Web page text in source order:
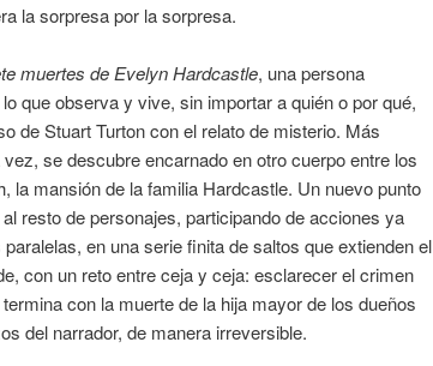
la sorpresa por la sorpresa.
muertes de Evelyn Hardcastle, una persona
que observa y vive, sin importar a quién o por qué,
de Stuart Turton con el relato de misterio. Más
se descubre encarnado en otro cuerpo entre los
la mansión de la familia Hardcastle. Un nuevo punto
resto de personajes, participando de acciones ya
en una serie finita de saltos que extienden el
con un reto entre ceja y ceja: esclarecer el crimen
con la muerte de la hija mayor de los dueños
del narrador, de manera irreversible.